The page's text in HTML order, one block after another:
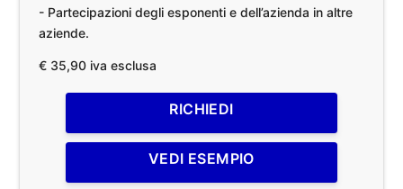
- Partecipazioni degli esponenti e dell’azienda in altre
aziende.
€ 35,90 iva esclusa
RICHIEDI
VEDI ESEMPIO